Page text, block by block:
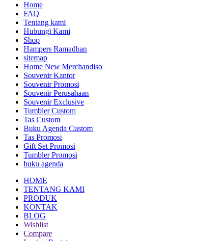
Home
FAQ
Tentang kami
Hubungi Kami
Shop
Hampers Ramadhan
sitemap
Home New Merchandiso
Souvenir Kantor
Souvenir Promosi
Souvenir Perusahaan
Souvenir Exclusive
Tumbler Custom
Tas Custom
Buku Agenda Custom
Tas Promosi
Gift Set Promosi
Tumbler Promosi
buku agenda
HOME
TENTANG KAMI
PRODUK
KONTAK
BLOG
Wishlist
Compare